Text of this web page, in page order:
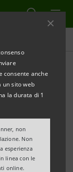
consente anche
un sito web
la durata di 1
non
Non
esperienza
linea con le
online.